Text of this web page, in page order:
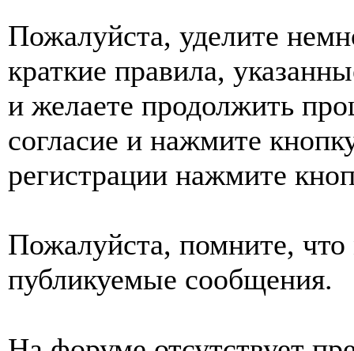
Пожалуйста, уделите
краткие правила,
и желаете продолжить
согласие и нажмите
регистрации нажмите
Пожалуйста, помните,
публикуемые сообщения.